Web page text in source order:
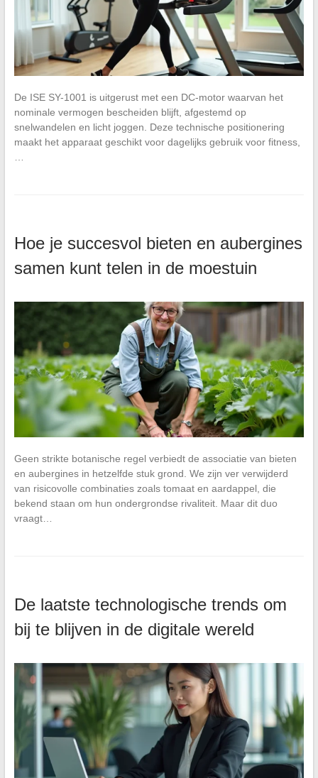
De ISE SY-1001 is uitgerust met een DC-motor waarvan het
nominale vermogen bescheiden blijft, afgestemd op
snelwandelen en licht joggen. Deze technische positionering
maakt het apparaat geschikt voor dagelijks gebruik voor fitness,
Hoe je succesvol bieten en aubergines
samen kunt telen in de moestuin
Geen strikte botanische regel verbiedt de associatie van bieten
en aubergines in hetzelfde stuk grond. We zijn ver verwijderd
van risicovolle combinaties zoals tomaat en aardappel, die
bekend staan om hun ondergrondse rivaliteit. Maar dit duo
vraagt…
De laatste technologische trends om
bij te blijven in de digitale wereld